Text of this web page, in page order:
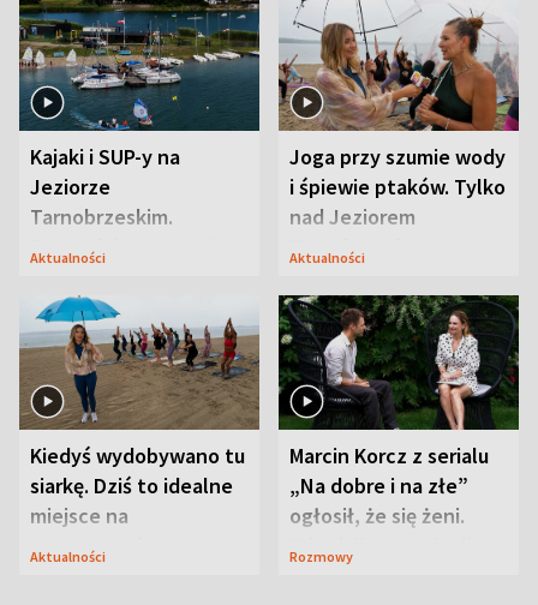
Kajaki i SUP-y na
Jeziorze
Tarnobrzeskim.
Przyrodnicy zwracają
Aktualności
Joga przy szumie wody
i śpiewie ptaków. Tylko
nad Jeziorem
Tarnobrzeskim
Aktualności
Kiedyś wydobywano tu
siarkę. Dziś to idealne
miejsce na
wypoczynek
Aktualności
Marcin Korcz z serialu
„Na dobre i na złe”
ogłosił, że się żeni.
Zdradził, co zmienił
Rozmowy